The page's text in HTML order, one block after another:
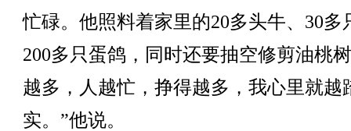
忙碌。他照料着家里的20多头牛、30多
200多只蛋鸽，同时还要抽空修剪油桃
越多，人越忙，挣得越多，我心里就越
实。”他说。